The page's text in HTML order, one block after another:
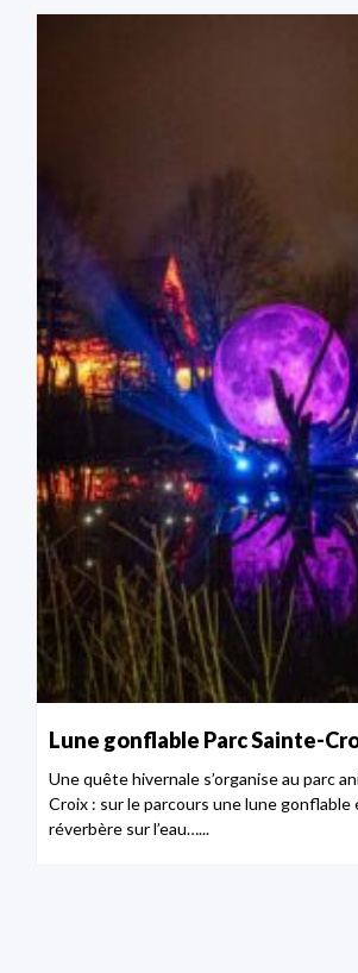
Lune gonflable Parc Sainte-
Une quête hivernale s’organise au parc
Croix : sur le parcours une lune gonflable
réverbère sur l’eau…...